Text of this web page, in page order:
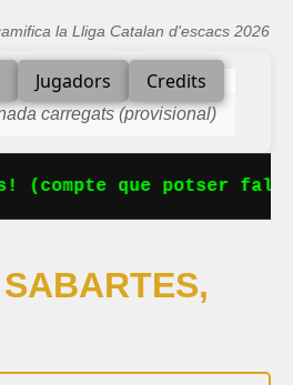
la Lliga Catalan d'escacs 2026
Jugadors Credits
carregats (provisional)
(compte que potser